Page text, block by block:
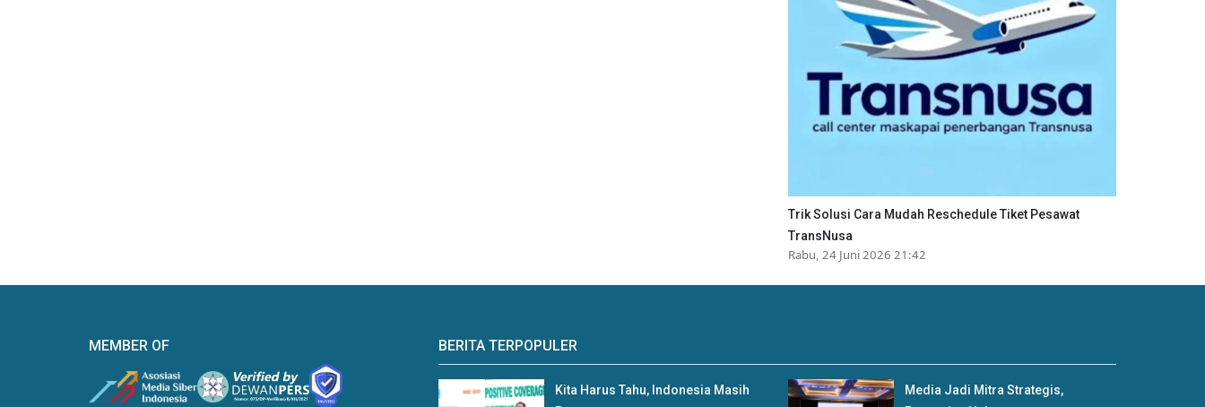
Trik Solusi Cara Mudah Reschedule Tiket Pesawat
TransNusa
Rabu, 24 Juni 2026 21:42
MEMBER OF BERITA TERPOPULER
Kita Harus Tahu, Indonesia Masih
Media Jadi Mitra Strategis,